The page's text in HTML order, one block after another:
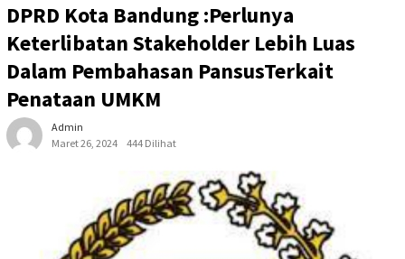
DPRD Kota Bandung :Perlunya
Keterlibatan Stakeholder Lebih Luas
Dalam Pembahasan PansusTerkait
Penataan UMKM
Admin
Maret 26, 2024
444 Dilihat